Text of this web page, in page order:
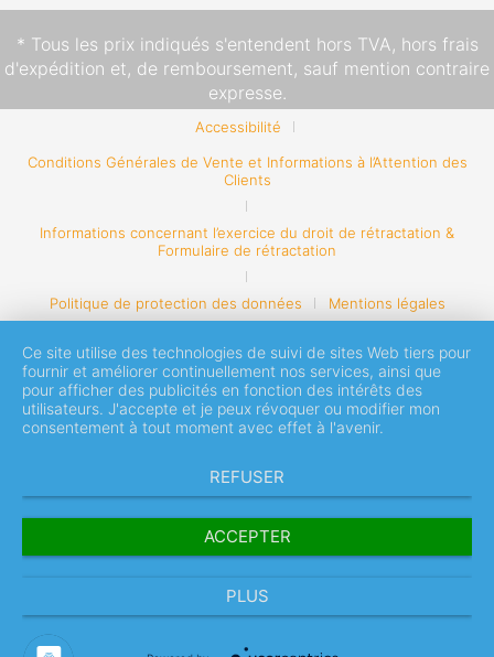
* Tous les prix indiqués s'entendent hors TVA, hors frais
d'expédition et, de remboursement, sauf mention contraire
expresse.
Accessibilité
Conditions Générales de Vente et Informations à l’Attention des
Clients
Informations concernant l’exercice du droit de rétractation &
Formulaire de rétractation
Politique de protection des données Mentions légales
Ce site utilise des technologies de suivi de sites Web tiers pour
fournir et améliorer continuellement nos services, ainsi que
pour afficher des publicités en fonction des intérêts des
utilisateurs. J'accepte et je peux révoquer ou modifier mon
consentement à tout moment avec effet à l'avenir.
REFUSER
ACCEPTER
PLUS